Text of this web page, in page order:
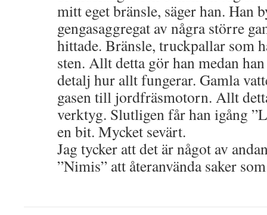
mitt eget bränsle, säger han. Han
gengasaggregat av några större
hittade. Bränsle, truckpallar som
sten. Allt detta gör han medan
detalj hur allt fungerar. Gamla
gasen till jordfräsmotorn. Allt
verktyg. Slutligen får han igång
en bit. Mycket sevärt.
Jag tycker att det är något av
”Nimis” att återanvända saker